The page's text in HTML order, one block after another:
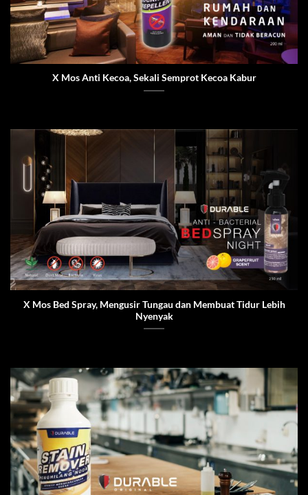
X Mos Anti Kecoa, Sekali Semprot Kecoa Kabur
X Mos Bed Spray, Mengusir Tungau dan Membuat Tidur Lebih
Nyenyak